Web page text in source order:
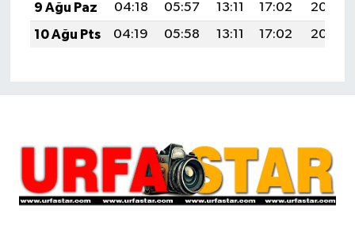
9 Ağu Paz
04:18 05:57 13:11 17:02
20:15
10 Ağu Pts
04:19 05:58 13:11 17:02 20:13